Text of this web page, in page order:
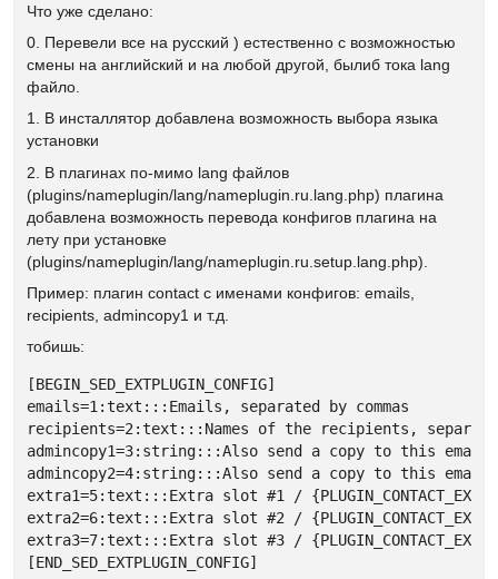
Что уже сделано:
0. Перевели все на русский ) естественно с возможностью
смены на английский и на любой другой, былиб тока lang
файло.
1. В инсталлятор добавлена возможность выбора языка
установки
2. В плагинах по-мимо lang файлов
(plugins/nameplugin/lang/nameplugin.ru.lang.php) плагина
добавлена возможность перевода конфигов плагина на
лету при установке
(plugins/nameplugin/lang/nameplugin.ru.setup.lang.php).
Пример: плагин contact с именами конфигов: emails,
recipients, admincopy1 и т.д.
тобишь:
[BEGIN_SED_EXTPLUGIN_CONFIG]
emails=1:text:::Emails, separated by commas
recipients=2:text:::Names of the recipients,
admincopy1=3:string:::Also send a copy to this email
admincopy2=4:string:::Also send a copy to this email
extra1=5:text:::Extra slot #1 /
extra2=6:text:::Extra slot #2 /
extra3=7:text:::Extra slot #3 /
[END_SED_EXTPLUGIN_CONFIG]